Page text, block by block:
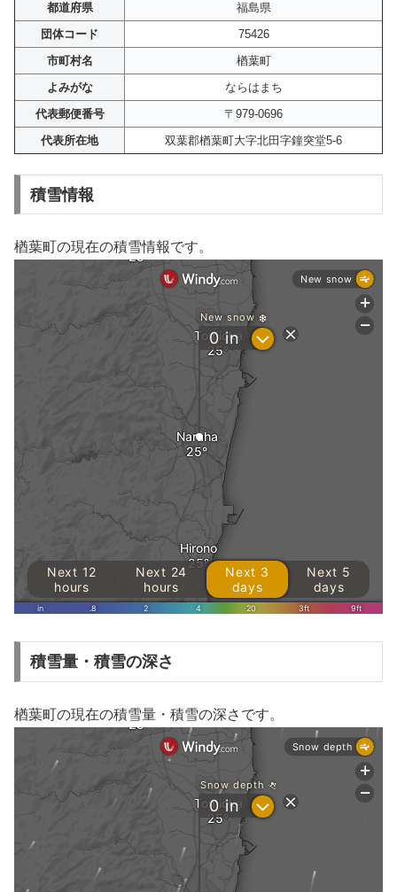
都道府県
福島県
団体コード
75426
市町村名
楢葉町
よみがな
ならはまち
代表郵便番号
〒979-0696
代表所在地
双葉郡楢葉町大字北田字鐘突堂5-6
積雪情報
楢葉町の現在の積雪情報です。
積雪量・積雪の深さ
楢葉町の現在の積雪量・積雪の深さです。